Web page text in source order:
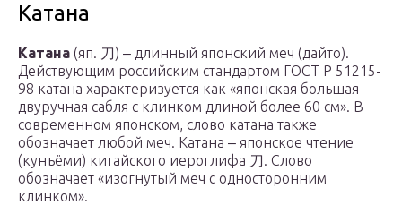
Катана
Катана (яп. 刀) ‒ длинный японский меч (дайто).
Действующим российским стандартом ГОСТ Р 51215-
98 катана характеризуется как «японская большая
двуручная сабля с клинком длиной более 60 см». В
современном японском, слово катана также
обозначает любой меч. Катана ‒ японское чтение
(кунъёми) китайского иероглифа 刀. Слово
обозначает «изогнутый меч с односторонним
клинком».